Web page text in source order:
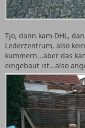
Tjo, dann kam DHL,
Lederzentrum, also
kümmern...aber das
eingebaut ist...also